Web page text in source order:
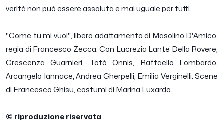
verità non può essere assoluta e mai uguale per tutti.
"Come tu mi vuoi", libero adattamento di Masolino D'Amico,
regia di Francesco Zecca. Con Lucrezia Lante Della Rovere,
Crescenza Guarnieri, Totò Onnis, Raffaello Lombardo,
Arcangelo Iannace, Andrea Gherpelli, Emilia Verginelli. Scene
di Francesco Ghisu, costumi di Marina Luxardo.
© riproduzione riservata